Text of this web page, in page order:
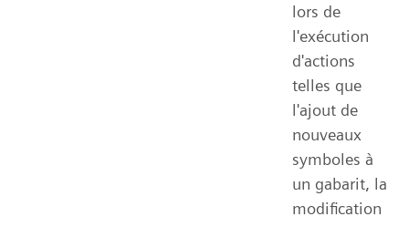
lors de
l'exécution
d'actions
telles que
l'ajout de
nouveaux
symboles à
un gabarit, la
modification